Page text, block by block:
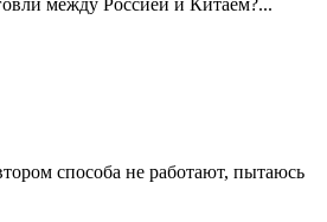
между Россией и Китаем?...
способа не работают, пытаюсь